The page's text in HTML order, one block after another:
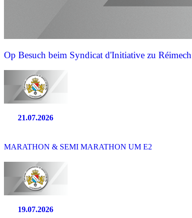
Op Besuch beim Syndicat d'Initiative zu Réimech
21.07.2026
MARATHON & SEMI MARATHON UM E2
19.07.2026